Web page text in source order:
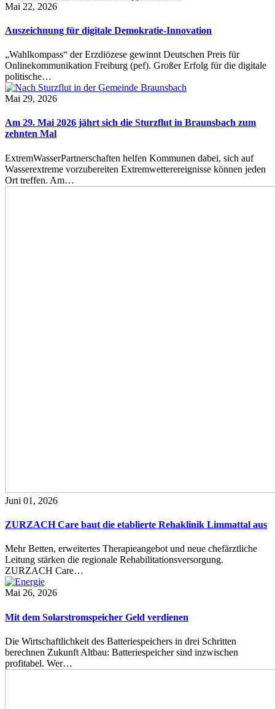
Mai 22, 2026
Auszeichnung für digitale Demokratie-Innovation
„Wahlkompass“ der Erzdiözese gewinnt Deutschen Preis für
Onlinekommunikation Freiburg (pef). Großer Erfolg für die digitale
politische…
Mai 29, 2026
Am 29. Mai 2026 jährt sich die Sturzflut in Braunsbach zum
zehnten Mal
ExtremWasserPartnerschaften helfen Kommunen dabei, sich auf
Wasserextreme vorzubereiten Extremwetterereignisse können jeden
Ort treffen. Am…
Juni 01, 2026
ZURZACH Care baut die etablierte Rehaklinik Limmattal aus
Mehr Betten, erweitertes Therapieangebot und neue chefärztliche
Leitung stärken die regionale Rehabilitationsversorgung.
ZURZACH Care…
Mai 26, 2026
Mit dem Solarstromspeicher Geld verdienen
Die Wirtschaftlichkeit des Batteriespeichers in drei Schritten
berechnen Zukunft Altbau: Batteriespeicher sind inzwischen
profitabel. Wer…